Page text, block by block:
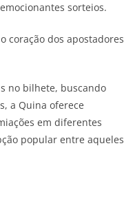
sorteios.
coração dos apostadores
no bilhete, buscando
a Quina oferece
em diferentes
popular entre aqueles